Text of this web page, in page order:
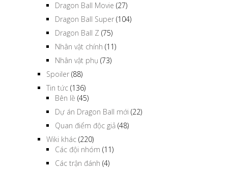
Dragon Ball Movie (27)
Dragon Ball Super (104)
Dragon Ball Z (75)
Nhân vật chính (11)
Nhân vật phụ (73)
Spoiler (88)
Tin tức (136)
Bên lề (45)
Dự án Dragon Ball mới (22)
Quan điểm độc giả (48)
Wiki khác (220)
Các đội nhóm (11)
Các trận đánh (4)